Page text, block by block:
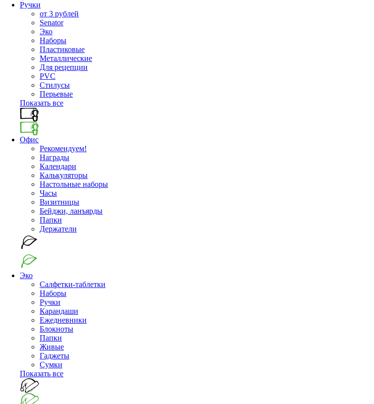
Ручки
от 3 рублей
Senator
Эко
Наборы
Пластиковые
Металлические
Для рецепции
PVC
Стилусы
Перьевые
Показать все
Офис
Рекомендуем!
Награды
Календари
Калькуляторы
Настольные наборы
Часы
Визитницы
Бейджи, ланъярды
Папки
Держатели
Эко
Салфетки-таблетки
Наборы
Ручки
Карандаши
Ежедневники
Блокноты
Папки
Живые
Гаджеты
Сумки
Показать все